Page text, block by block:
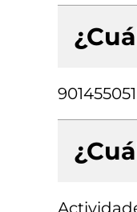
901455051